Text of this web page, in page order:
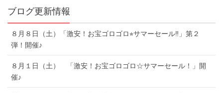
ブログ更新情報
８月８日（土）「激安！お宝ゴロゴロ⭐︎サマーセール‼︎」第２
弾！開催♪
８月１日（土） 「激安！お宝ゴロゴロ☆サマーセール！」開
催♪